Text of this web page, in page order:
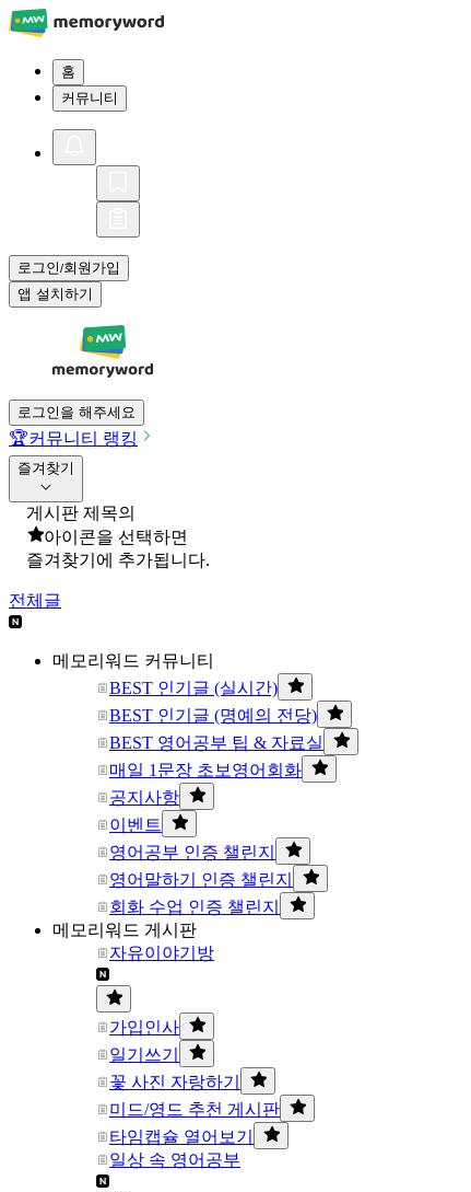
홈
커뮤니티
로그인/회원가입
앱 설치하기
로그인을 해주세요
🏆커뮤니티 랭킹
즐겨찾기
게시판 제목의
아이콘을 선택하면
즐겨찾기에 추가됩니다.
전체글
메모리워드 커뮤니티
BEST 인기글 (실시간)
BEST 인기글 (명예의 전당)
BEST 영어공부 팁 & 자료실
매일 1문장 초보영어회화
공지사항
이벤트
영어공부 인증 챌린지
영어말하기 인증 챌린지
회화 수업 인증 챌린지
메모리워드 게시판
자유이야기방
가입인사
일기쓰기
꽃 사진 자랑하기
미드/영드 추천 게시판
타임캡슐 열어보기
일상 속 영어공부